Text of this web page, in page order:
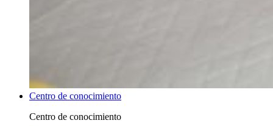
Centro de conocimiento
Centro de conocimiento